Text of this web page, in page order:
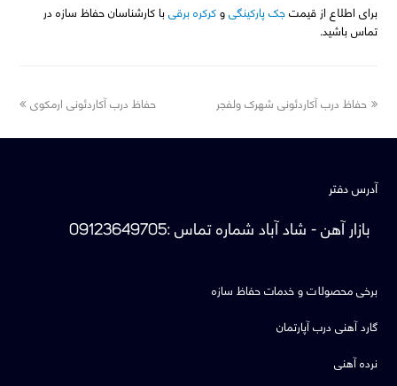
برای اطلاع از قیمتجک پارکینگیوکرکره برقی با کارشناسان حفاظ سازه در
تماس باشید.
previous
حفاظ درب آکاردئونی شهرک ولفجر
next
حفاظ درب آکاردئونی ارمکوی
آدرس دفتر
بازار آهن - شاد آبادشماره تماس:
09123649705
برخی محصولات و خدمات حفاظ سازه
گارد آهنی درب آپارتمان
نرده آهنی